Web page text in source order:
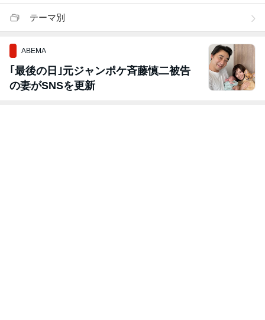
テーマ別
ABEMA
｢最後の日｣元ジャンポケ斉藤慎二被告
の妻がSNSを更新